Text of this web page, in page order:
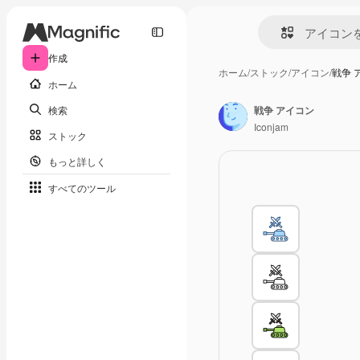
作成
ホーム
検索
ストック
もっと詳しく
すべてのツール
ホーム/ストック/アイコン/戦争
戦争 アイコン
Iconjam